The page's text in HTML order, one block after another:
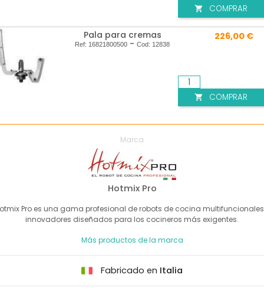
Marca
Hotmix Pro
Pro es una gama profesional de robots de cocina
innovadores diseñados para los cocineros más exigentes.
Más productos de la marca
Fabricado en Italia
 COMPRAR
Pala para cremas
Ref: 16821800500 - Cod: 12838
226,00 €
 COMPRAR